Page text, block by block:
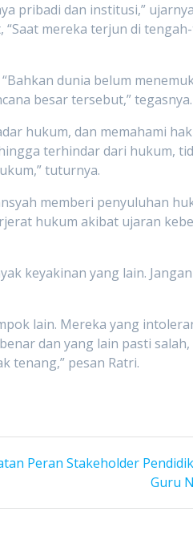
pribadi dan institusi,”
mereka terjun di
dunia belum
besar tersebut,” tegasnya.
hukum, dan memahami
terhindar dari hukum,
tuturnya.
memberi penyuluhan
hukum akibat ujaran
keyakinan yang lain. Jangan
lain. Mereka yang
dan yang lain pasti salah,
tenang,” pesan Ratri.
Peran Stakeholder
Guru